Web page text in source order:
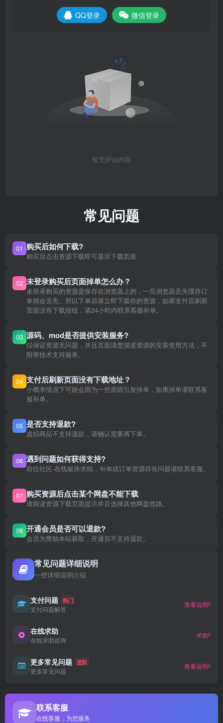
QQ登录 微信登录
暂无评论内容
常见问题
01 购买后如何下载?
购买后点击资源下载即可显示下载页面
02 未登录购买后页面掉单怎么办？
未登录购买的资源是保存在浏览器上的，一旦浏览器丢失缓存订
单就会丢失。所以下单后请立即下载你的资源，如果支付后刷新
页面没有下载按钮，请24小时内联系客服补单。
03 源码、mod是否提供安装服务?
仅保证资源无问题，并且页面清楚描述资源的安装使用方法，不
附带技术支持服务。
04 支付后刷新页面没有下载地址？
小概率情况下可能会因为一些原因引发掉单，如果掉单请联系客
服补单。
05 是否支持退款?
虚拟商品不支持退款，请确认需要再下单。
06 遇到问题如何获得支持?
前往社区-在线板块求助，补单或订单资源存在问题请联系客服。
07 购买资源后点击某个网盘不能下载
请阅读资源下载页面提示并且选择其他网盘线路。
08 开通会员是否可以退款?
会员为赞助本站获取，开通后不支持退款。
常见问题详细说明
一些详细说明介绍
支付问题 热门
支付问题解答
查看说明
在线求助
在线求助咨询
求助
更多常见问题 进阶
更多常见问题
查看说明
联系客服
在线客服，为您服务